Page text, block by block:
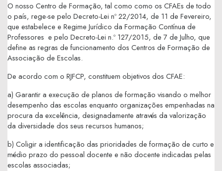
O nosso Centro de Formação, tal como como os CFAEs de todo
o país, rege-se pelo Decreto-Lei nº 22/2014, de 11 de Fevereiro,
que estabelece e Regime Jurídico da Formação Contínua de
Professores e pelo Decreto-Lei n.º 127/2015, de 7 de Julho, que
define as regras de funcionamento dos Centros de Formação de
Associação de Escolas.
De acordo com o RJFCP, constituem objetivos dos CFAE:
a) Garantir a execução de planos de formação visando o melhor
desempenho das escolas enquanto organizações empenhadas na
procura da excelência, designadamente através da valorização
da diversidade dos seus recursos humanos;
b) Coligir a identificação das prioridades de formação de curto e
médio prazo do pessoal docente e não docente indicadas pelas
escolas associadas;